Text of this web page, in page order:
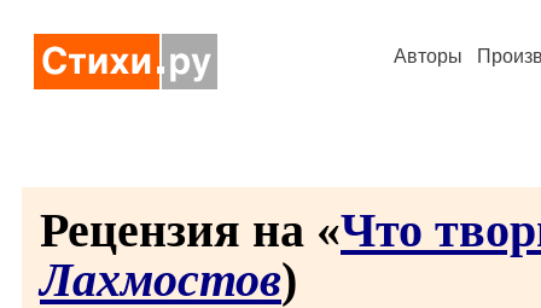
Авторы
Рецензия на «Что
Лахмостов)